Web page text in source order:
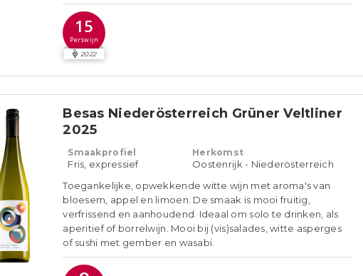
15
Perswijn
2022
Besas Niederösterreich Grüner Veltliner
2025
Smaakprofiel
Fris, expressief
Herkomst
Oostenrijk - Niederösterreich
Toegankelijke, opwekkende witte wijn met aroma's van
bloesem, appel en limoen. De smaak is mooi fruitig,
verfrissend en aanhoudend. Ideaal om solo te drinken, als
aperitief of borrelwijn. Mooi bij (vis)salades, witte asperges
of sushi met gember en wasabi.